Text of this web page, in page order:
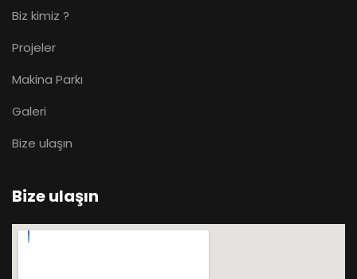
Biz kimiz ?
Projeler
Makina Parkı
Galeri
Bize ulaşın
Bize ulaşın